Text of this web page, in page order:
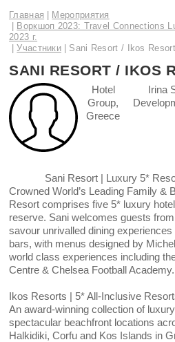
Главная
Мероприятия
Воркшоп 2023: Travel Connections
2023 г.
Участники
Sani Resort / Ikos
SANI RESORT / IKOS
Hotel
Group,
Greece
Irina
Sani Resort | Luxury 5*
Crowned World’s Leading Family &
Resort comprises five 5* luxury
reserve. Sani welcomes guests
savour unrivalled dining
bars, with menus designed by
world class experiences including
Centre & Chelsea Football Academy.
Ikos Resorts | 5* All-Inclusive
An award-winning collection of
spectacular beachfront locations
Halkidiki, Corfu and Kos Islands in